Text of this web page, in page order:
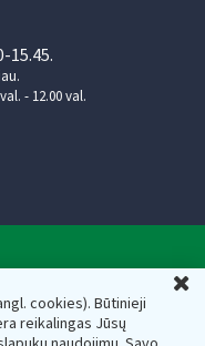
cookies). Būtinieji
reikalingas Jūsų
15.45.
- 12.00 val.
prie Lietuvos
188659752,